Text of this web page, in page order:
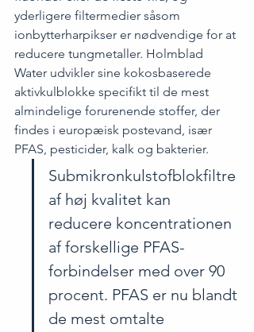
yderligere filtermedier såsom
ionbytterharpikser er nødvendige for at
reducere tungmetaller. Holmblad
Water udvikler sine kokosbaserede
aktivkulblokke specifikt til de mest
almindelige forurenende stoffer, der
findes i europæisk postevand, især
PFAS, pesticider, kalk og bakterier.
Submikronkulstofblokfiltre
af høj kvalitet kan
reducere koncentrationen
af forskellige PFAS-
forbindelser med over 90
procent. PFAS er nu blandt
de mest omtalte